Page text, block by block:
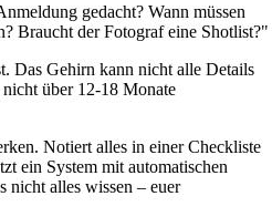
gedacht? Wann müssen
Braucht der Fotograf eine Shotlist?"
Das Gehirn kann nicht alle Details
über 12-18 Monate
Notiert alles in einer Checkliste
ein System mit automatischen
nicht alles wissen – euer